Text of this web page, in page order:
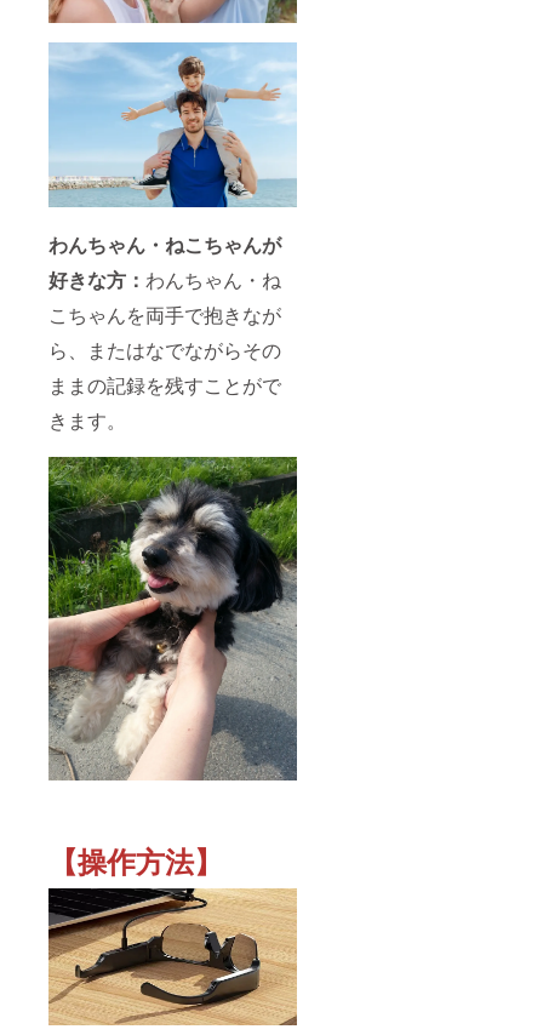
わんちゃん・ねこちゃんが
好きな方： わんちゃん・ね
こちゃんを両手で抱きなが
ら、またはなでながらその
ままの記録を残すことがで
きます。
【操作方法】